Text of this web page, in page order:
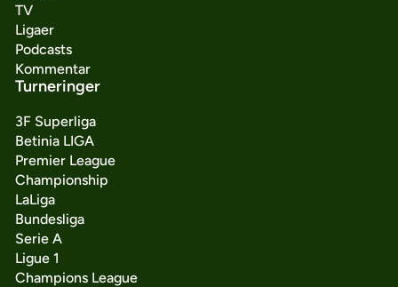
TV
Ligaer
Podcasts
Kommentar
Turneringer
3F Superliga
Betinia LIGA
Premier League
Championship
LaLiga
Bundesliga
Serie A
Ligue 1
Champions League